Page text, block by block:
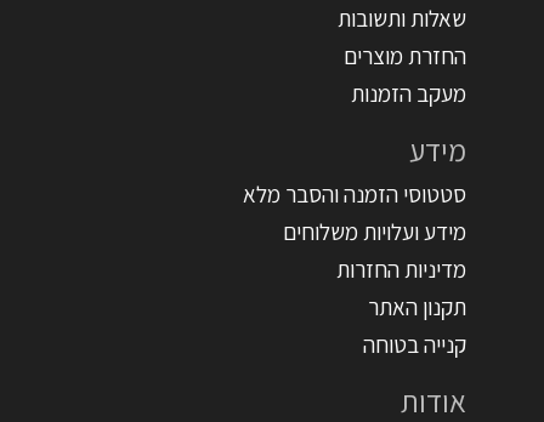
שאלות ותשובות
החזרת מוצרים
מעקב הזמנות
מידע
סטטוסי הזמנה והסבר מלא
מידע ועלויות משלוחים
מדיניות החזרות
תקנון האתר
קנייה בטוחה
אודות